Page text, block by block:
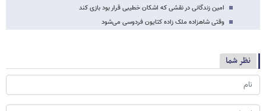
امین زندگانی در نقشی که اشکان خطیبی قرار بود بازی کند
وقتی شاهزاده ملک زاده کتایون فردوسی می‌شود
نظر شما